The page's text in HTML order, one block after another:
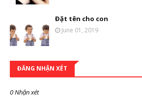
Đặt tên cho con
June 01, 2019
ĐĂNG NHẬN XÉT
0 Nhận xét